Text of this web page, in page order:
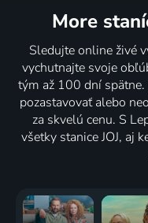
More
Sledujte online živé
vychutnajte svoje
tým až 100 dní
pozastavovať alebo
za skvelú cenu. S
všetky stanice JOJ, aj